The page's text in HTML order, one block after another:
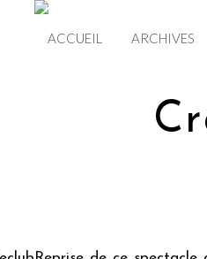
ACCUEIL ARCHIVES